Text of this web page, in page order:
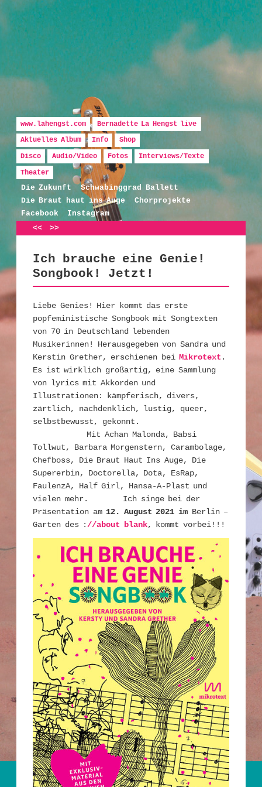
Bernadette La Hengst
Hauptmenü
Zum Inhalt wechseln
Zum sekundären Inhalt wechseln
www.lahengst.com
Bernadette La Hengst live
Aktuelles Album
Info
Shop
Disco
Audio/Video Fotos
Interviews/Texte
Theater
Die Zukunft
Schwabinggrad Ballett
Die Braut haut ins Auge
Chorprojekte
Facebook
Instagram
Artikelnavigation
<< >>
Ich brauche eine Genie!
Songbook! Jetzt!
Liebe Genies! Hier kommt das erste
popfeministische Songbook mit Songtexten
von 70 in Deutschland lebenden
Musikerinnen! Herausgegeben von Sandra und
Kerstin Grether, erschienen beiMikrotext .
Es ist wirklich großartig, eine Sammlung
von lyrics mit Akkorden und
Illustrationen: kämpferisch, divers,
zärtlich, nachdenklich, lustig, queer,
selbstbewusst, gekonnt.
Mit Achan Malonda, Babsi
Tollwut, Barbara Morgenstern, Carambolage,
Chefboss, Die Braut Haut Ins Auge, Die
Supererbin, Doctorella, Dota, EsRap,
FaulenzA, Half Girl, Hansa-A-Plast und
vielen mehr. Ich singe bei der
Präsentation am 12. August 2021 im Berlin –
Garten des ://about blank, kommt vorbei!!!